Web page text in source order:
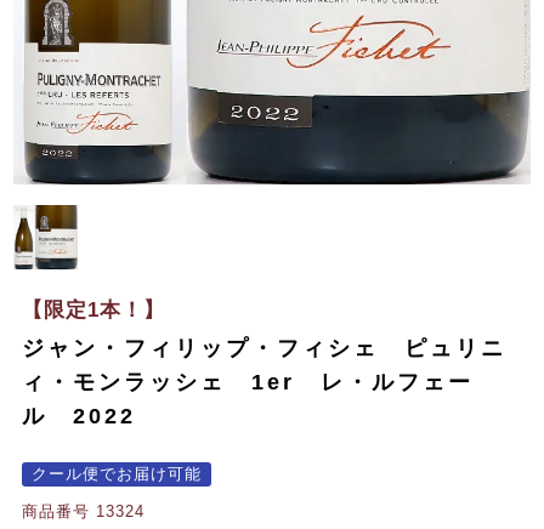
【限定1本！】
ジャン・フィリップ・フィシェ ピュリニ
ィ・モンラッシェ 1er レ・ルフェー
ル 2022
クール便でお届け可能
商品番号 13324